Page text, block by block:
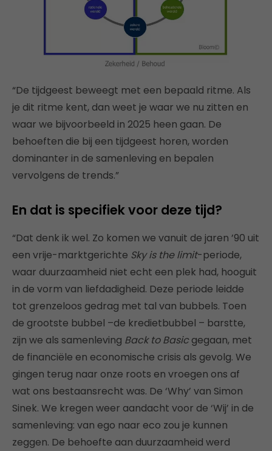
“De tijdgeest beweegt met een bepaald ritme. Als
je dit ritme kent, dan weet je waar we nu zitten en
waar we bijvoorbeeld in 2025 heen gaan. De
behoeften die bij een tijdgeest horen, worden
dominanter in de samenleving en bepalen
vervolgens de trends.”
En dat is specifiek voor deze tijd?
“Dat denk ik wel. Zo komen we vanuit de jaren ’90 uit
een vrije-marktgerichte Sky is the limit-periode,
waar duurzaamheid niet echt een plek had, hooguit
in de vorm van liefdadigheid. Deze periode leidde
tot grenzeloos gedrag met tal van bubbels. Toen
de grootste bubbel –de kredietbubbel – barstte,
zijn we als samenleving Back to Basicgegaan, met
de financiële en economische crisis als gevolg. We
gingen terug naar onze roots en vroegen ons af
wat ons bestaansrecht was. De ‘Why’ van Simon
Sinek. We kregen weer aandacht voor de ‘Wij’ in de
samenleving: van ego naar eco zou je kunnen
zeggen. De behoefte aan duurzaamheid werd